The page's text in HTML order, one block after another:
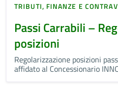
TRIBUTI, FINANZE E
Passi Carrabili –
posizioni
Regolarizzazione posizioni
affidato al Concessionario